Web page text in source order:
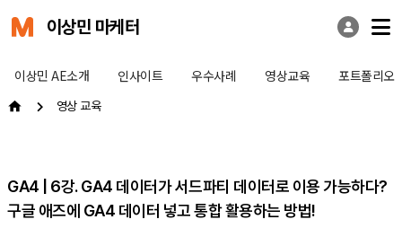
이상민 마케터
이상민 AE소개 인사이트 우수사례 영상교육 포트폴리오
영상 교육
GA4 | 6강. GA4 데이터가 서드파티 데이터로 이용 가능하다?
구글 애즈에 GA4 데이터 넣고 통합 활용하는 방법!